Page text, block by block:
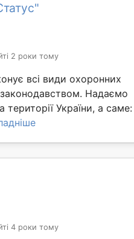
2 роки тому
всі види охоронних
Надаємо
України, а саме:
4 роки тому